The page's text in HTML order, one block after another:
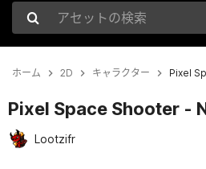
アセットの検索
ホーム 2D キャラクター Pixel
Pixel Space Shooter -
Lootzifr